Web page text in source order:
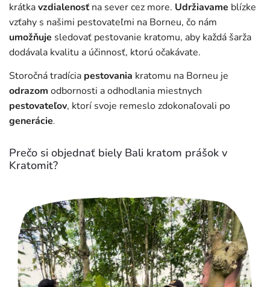
krátkavzdialenosťna sever cez more. Udržiavame blízke
vzťahy s našimi pestovateľmi na Borneu, čo nám
umožňuje sledovať pestovanie kratomu, aby každá šarža
dodávala kvalitu a účinnosť, ktorú očakávate.
Storočná tradícia pestovania kratomu na Borneu je
odrazom odbornosti a odhodlania miestnych
pestovateľov, ktorí svoje remeslo zdokonaľovali po
generácie.
Prečo si objednať biely Bali kratom prášok v
Kratomit?